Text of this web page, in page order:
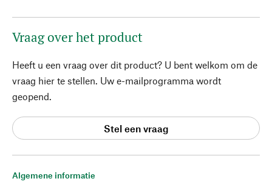
Algemene informatie
Vraag over het product
Heeft u een vraag over dit product? U bent welkom om de
vraag hier te stellen. Uw e-mailprogramma wordt
geopend.
Stel een vraag